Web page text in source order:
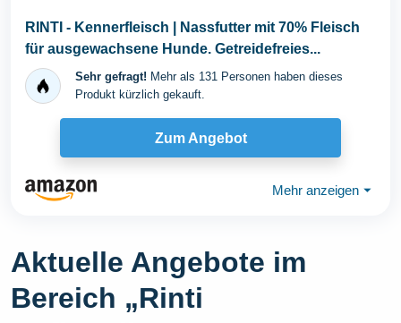
RINTI - Kennerfleisch | Nassfutter mit 70% Fleisch
für ausgewachsene Hunde. Getreidefreies...
Sehr gefragt! Mehr als 131 Personen haben dieses
Produkt kürzlich gekauft.
Zum Angebot
Mehr anzeigen ⏷
Aktuelle Angebote im
Bereich „Rinti